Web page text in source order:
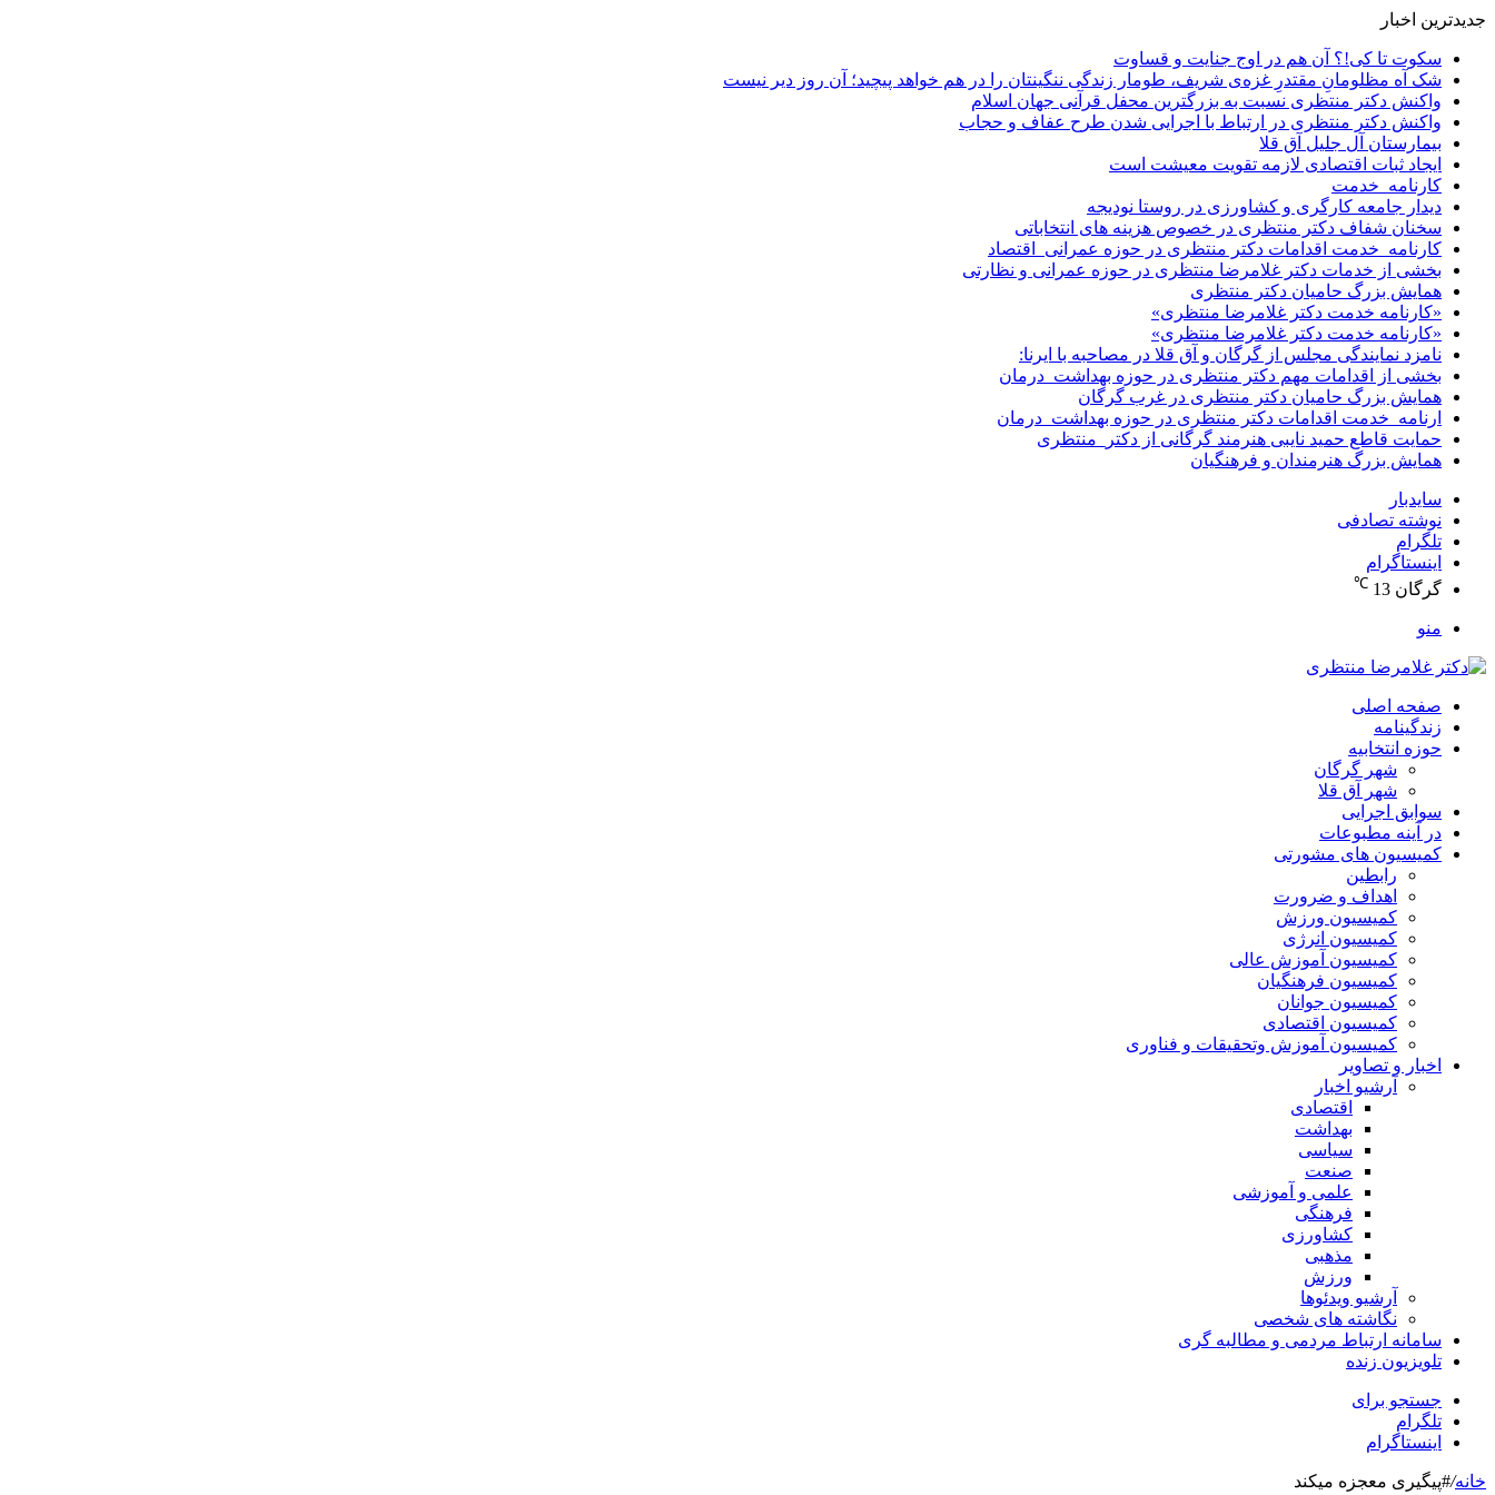
جدیدترین اخبار
سکوت تا کی!؟ آن هم در اوج جنایت و قساوت
شک آه مظلومانِ مقتدرِ غزه‌ی شریف، طومار زندگی ننگینتان را در هم خواهد پیچید؛ آن روز دیر نیست
واکنش دکتر منتظری نسبت به بزرگترین محفل قرآنی جهان اسلام
واکنش دکتر منتظری در ارتباط با اجرایی شدن طرح عفاف و حجاب
بیمارستان آل جلیل آق قلا
ایجاد ثبات اقتصادی لازمه تقویت معیشت است
کارنامه_خدمت
دیدار جامعه کارگری و کشاورزی در روستا نودیجه
سخنان شفاف دکتر منتظری در خصوص هزینه های انتخاباتی
کارنامه_خدمت اقدامات دکتر منتظری در حوزه عمرانی_اقتصاد
بخشی از خدمات دکتر غلامرضا منتظری در حوزه عمرانی و نظارتی
همایش بزرگ حامیان دکتر منتظری
«کارنامه خدمت دکتر غلامرضا منتظری»
«کارنامه خدمت دکتر غلامرضا منتظری»
نامزد نمایندگی مجلس از گرگان و آق قلا در مصاحبه با ایرنا:
بخشی از اقدامات مهم دکتر منتظری در حوزه بهداشت_درمان
همایش بزرگ حامیان دکتر منتظری در غرب گرگان
ارنامه_خدمت اقدامات دکتر منتظری در حوزه بهداشت_درمان
حمایت قاطع حمید نایبی هنرمند گرگانی از دکتر_منتظری
همایش بزرگ هنرمندان و فرهنگیان
سایدبار
نوشته تصادفی
تلگرام
اینستاگرام
گرگان 13
℃
منو
صفحه اصلی
زندگینامه
حوزه انتخابیه
شهر گرگان
شهر آق قلا
سوابق اجرایی
در آینه مطبوعات
کمیسیون های مشورتی
رابطین
اهداف و ضرورت
کمیسیون ورزش
کمیسیون انرژی
کمیسیون آموزش عالی
کمیسیون فرهنگیان
کمیسیون جوانان
کمیسیون اقتصادی
کمیسیون آموزش وتحقیقات و فناوری
اخبار و تصاویر
آرشیو اخبار
اقتصادی
بهداشت
سیاسی
صنعت
علمی و آموزشی
فرهنگی
کشاورزی
مذهبی
ورزش
آرشیو ویدئوها
نگاشته های شخصی
سامانه ارتباط مردمی و مطالبه گری
تلویزیون زنده
جستجو برای
تلگرام
اینستاگرام
خانه/#پیگیری معجزه میکند